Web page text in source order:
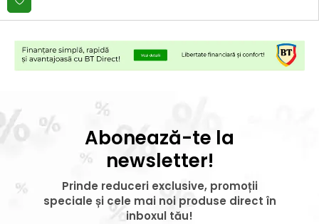
Abonează-te la
newsletter!
Prinde reduceri exclusive, promoții
speciale și cele mai noi produse direct în
inboxul tău!